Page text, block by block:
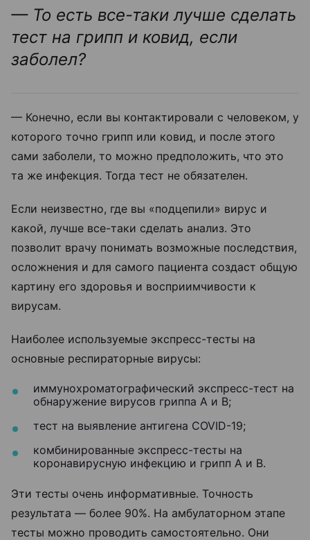
— То есть все-таки лучше сделать
тест на грипп и ковид, если
заболел?
— Конечно, если вы контактировали с человеком, у
которого точно грипп или ковид, и после этого
сами заболели, то можно предположить, что это
та же инфекция. Тогда тест не обязателен.
Если неизвестно, где вы «подцепили» вирус и
какой, лучше все-таки сделать анализ. Это
позволит врачу понимать возможные последствия,
осложнения и для самого пациента создаст общую
картину его здоровья и восприимчивости к
вирусам.
Наиболее используемые экспресс-тесты на
основные респираторные вирусы:
иммунохроматографический экспресс-тест на
обнаружение вирусов гриппа А и В;
тест на выявление антигена COVID-19;
комбинированные экспресс-тесты на
коронавирусную инфекцию и грипп A и B.
Эти тесты очень информативные. Точность
результата — более 90%. На амбулаторном этапе
тесты можно проводить самостоятельно. Они